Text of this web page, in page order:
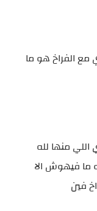
مع الفراخ هو ما
منها لله
ما فيهوش الا
فين